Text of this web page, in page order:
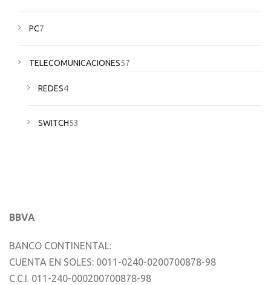
PC7
TELECOMUNICACIONES57
REDES4
SWITCH53
BBVA
BANCO CONTINENTAL:
CUENTA EN SOLES: 0011-0240-0200700878-98
C.C.I. 011-240-000200700878-98